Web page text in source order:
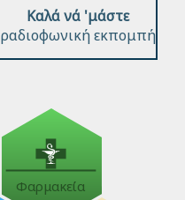
Καλά νά 'μάστε
ραδιοφωνική εκπομπή
Φαρμακεία